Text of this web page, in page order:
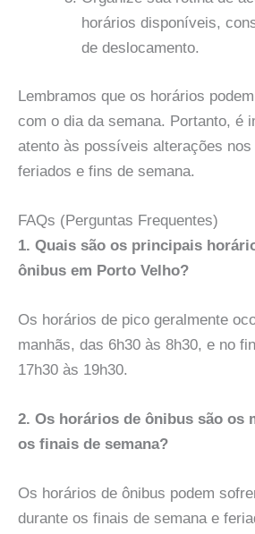
horários disponíveis,
de deslocamento.
Lembramos que os horários
com o dia da semana. Portanto, é
atento às possíveis alterações
feriados e fins de semana.
FAQs (Perguntas Frequentes)
1. Quais são os principais
ônibus em Porto Velho?
Os horários de pico geralmente
manhãs, das 6h30 às 8h30, e no
17h30 às 19h30.
2. Os horários de ônibus são os
os finais de semana?
Os horários de ônibus podem
durante os finais de semana e